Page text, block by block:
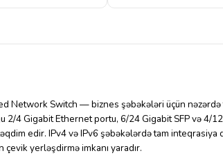
Network Switch — biznes şəbəkələri üçün
4 Gigabit Ethernet portu, 6/24 Gigabit SFP və 4/
edir. IPv4 və IPv6 şəbəkələrdə tam inteqrasiya
yerləşdirmə imkanı yaradır.